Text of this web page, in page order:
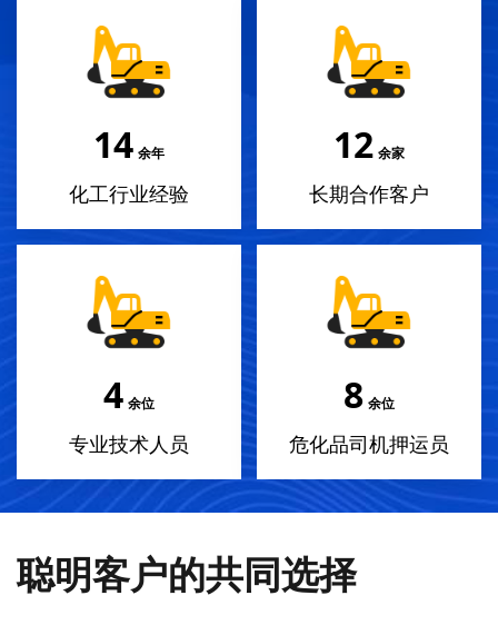
16 余年
化工行业经验
13 余家
长期合作客户
4 余位
专业技术人员
9 余位
危化品司机押运员
聪明客户的共同选择